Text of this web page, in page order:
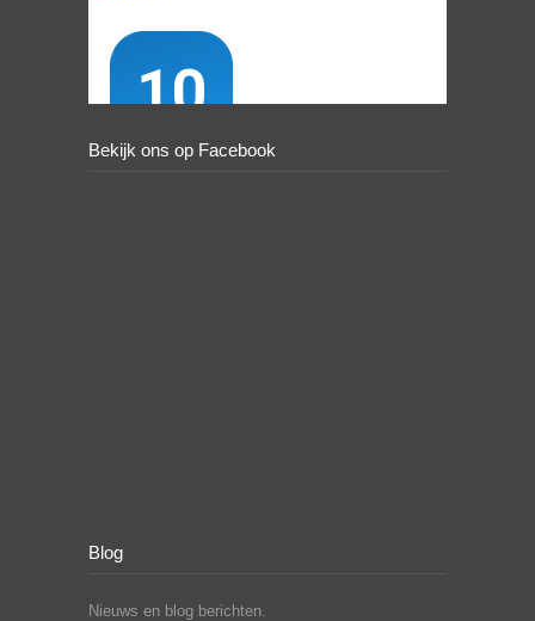
Bekijk ons op Facebook
Blog
Nieuws en blog berichten.